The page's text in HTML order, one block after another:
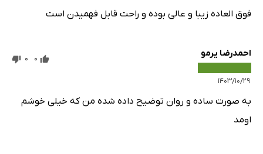
فوق العاده زیبا و عالی بوده و راحت قابل فهمیدن است
احمدرضا یرمو
۱۴۰۳/۱۰/۲۹
0
0
به صورت ساده و روان توضیح داده شده من که خیلی خوشم
اومد